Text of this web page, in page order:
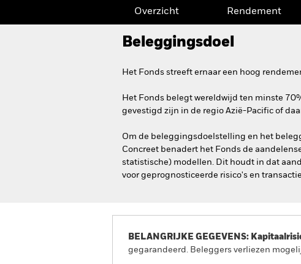
Overzicht Rendement
Beleggingsdoel
Het Fonds streeft ernaar een hoog
Het Fonds belegt wereldwijd ten minste
gevestigd zijn in de regio Azië-Pacific of
Om de beleggingsdoelstelling en het
Concreet benadert het Fonds de
statistische) modellen. Dit houdt in dat
voor geprognosticeerde risico's en
BELANGRIJKE GEGEVENS:
gegarandeerd. Beleggers verliezen